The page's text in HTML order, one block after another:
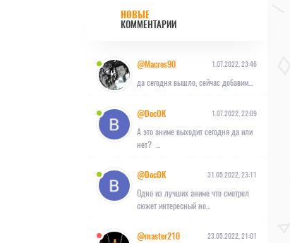
НОВЫЕ
КОММЕНТАРИИ
@Macros90 1.07.2022, 23:46
да сегодня вышло, сейчас добавим...
@DocOK 1.07.2022, 22:09
А это аниме выходит сегодня да или
нет? ...
@DocOK 31.05.2022, 23:11
Одно из лучших аниме что смотрел
сюжет интересный но...
@master210 23.05.2022, 21:01